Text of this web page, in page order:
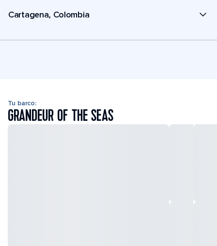
Cartagena, Colombia
Tu barco:
GRANDEUR OF THE SEAS